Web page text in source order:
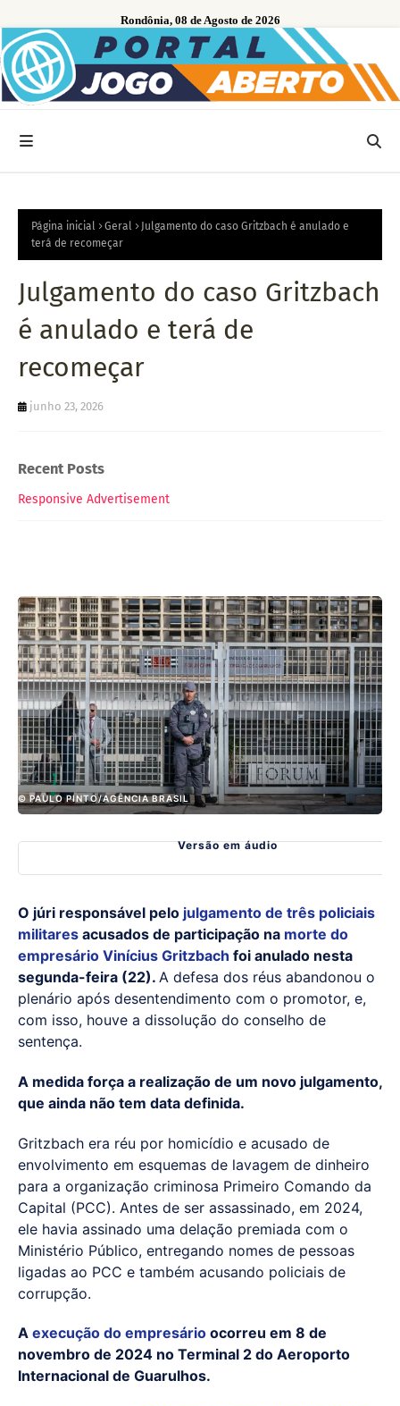
Rondônia, 08 de Agosto de 2026
Página inicial Geral
Julgamento do caso Gritzbach é anulado e
terá de recomeçar
Julgamento do caso Gritzbach
é anulado e terá de
recomeçar
junho 23, 2026
Recent Posts
Responsive Advertisement
© PAULO PINTO/AGÊNCIA BRASIL
Versão em áudio
O júri responsável pelo julgamento de três policiais
militares acusados de participação na morte do
empresário Vinícius Gritzbach foi anulado nesta
segunda-feira (22). A defesa dos réus abandonou o
plenário após desentendimento com o promotor, e,
com isso, houve a dissolução do conselho de
sentença.
A medida força a realização de um novo julgamento,
que ainda não tem data definida.
Gritzbach era réu por homicídio e acusado de
envolvimento em esquemas de lavagem de dinheiro
para a organização criminosa Primeiro Comando da
Capital (PCC). Antes de ser assassinado, em 2024,
ele havia assinado uma delação premiada com o
Ministério Público, entregando nomes de pessoas
ligadas ao PCC e também acusando policiais de
corrupção.
A execução do empresário ocorreu em 8 de
novembro de 2024 no Terminal 2 do Aeroporto
Internacional de Guarulhos.